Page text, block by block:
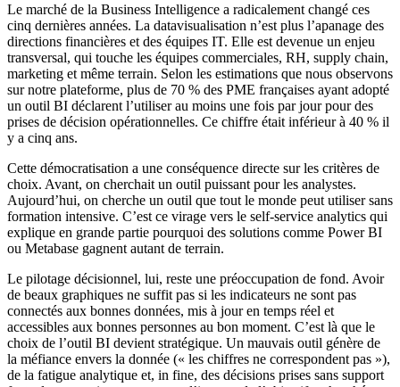
Le marché de la Business Intelligence a radicalement changé ces
cinq dernières années. La datavisualisation n’est plus l’apanage des
directions financières et des équipes IT. Elle est devenue un enjeu
transversal, qui touche les équipes commerciales, RH, supply chain,
marketing et même terrain. Selon les estimations que nous observons
sur notre plateforme, plus de 70 % des PME françaises ayant adopté
un outil BI déclarent l’utiliser au moins une fois par jour pour des
prises de décision opérationnelles. Ce chiffre était inférieur à 40 % il
y a cinq ans.
Cette démocratisation a une conséquence directe sur les critères de
choix. Avant, on cherchait un outil puissant pour les analystes.
Aujourd’hui, on cherche un outil que tout le monde peut utiliser sans
formation intensive. C’est ce virage vers le self-service analytics qui
explique en grande partie pourquoi des solutions comme Power BI
ou Metabase gagnent autant de terrain.
Le pilotage décisionnel, lui, reste une préoccupation de fond. Avoir
de beaux graphiques ne suffit pas si les indicateurs ne sont pas
connectés aux bonnes données, mis à jour en temps réel et
accessibles aux bonnes personnes au bon moment. C’est là que le
choix de l’outil BI devient stratégique. Un mauvais outil génère de
la méfiance envers la donnée (« les chiffres ne correspondent pas »),
de la fatigue analytique et, in fine, des décisions prises sans support